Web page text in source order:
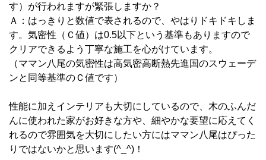
す）が行われますが緊張しますか？
Ａ：はっきりと数値で表されるので、やはりドキドキしま
す。気密性（Ｃ値）は0.5以下という基準もありますので
クリアできるよう丁寧な施工を心がけています。
（ママン八尾の気密性は高気密高断熱先進国のスウェーデ
ンと同等基準のＣ値です）
性能に加えインテリアも大切にしているので、木のふんだ
んに使われた家がお好きな方や、細やかな要望に応えてく
れるので雰囲気を大切にしたい方にはママン八尾はぴった
りではないかと思います(^_^)！